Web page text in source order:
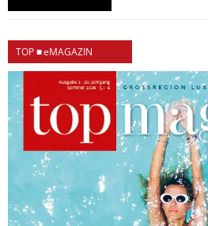
TOP ■ eMAGAZIN